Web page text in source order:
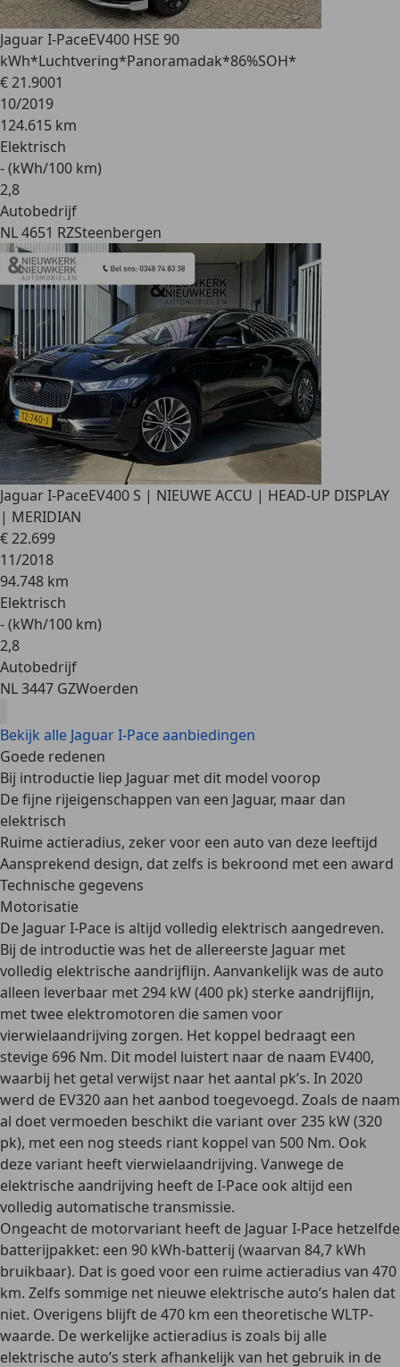
Jaguar I-PaceEV400 HSE 90
kWh*Luchtvering*Panoramadak*86%SOH*
€ 21.9001
10/2019
124.615 km
Elektrisch
- (kWh/100 km)
2,8
Autobedrijf
NL 4651 RZSteenbergen
Jaguar I-PaceEV400 S | NIEUWE ACCU | HEAD-UP DISPLAY
| MERIDIAN
€ 22.699
11/2018
94.748 km
Elektrisch
- (kWh/100 km)
2,8
Autobedrijf
NL 3447 GZWoerden
Bekijk alle Jaguar I-Pace aanbiedingen
Goede redenen
Bij introductie liep Jaguar met dit model voorop
De fijne rijeigenschappen van een Jaguar, maar dan
elektrisch
Ruime actieradius, zeker voor een auto van deze leeftijd
Aansprekend design, dat zelfs is bekroond met een award
Technische gegevens
Motorisatie
De Jaguar I-Pace is altijd volledig elektrisch aangedreven.
Bij de introductie was het de allereerste Jaguar met
volledig elektrische aandrijflijn. Aanvankelijk was de auto
alleen leverbaar met 294 kW (400 pk) sterke aandrijflijn,
mettwee elektromotoren die samen voor
vierwielaandrijving zorgen. Het koppel bedraagt een
stevige 696 Nm. Dit model luistert naar de naam EV400,
waarbij het getal verwijst naar het aantal pk’s. In 2020
werd de EV320 aan het aanbod toegevoegd. Zoals de naam
al doet vermoeden beschikt die variant over 235 kW (320
pk), met een nog steeds riant koppel van 500 Nm. Ook
deze variant heeft vierwielaandrijving. Vanwege de
elektrische aandrijving heeft de I-Pace ook altijd een
volledig automatische transmissie.
Ongeacht de motorvariant heeft de Jaguar I-Pace hetzelfde
batterijpakket: een 90 kWh-batterij (waarvan 84,7 kWh
bruikbaar). Dat is goed voor een ruimeactieradius van 470
km. Zelfs sommige net nieuwe elektrische auto’s halen dat
niet. Overigens blijft de 470 km een theoretische WLTP-
waarde. De werkelijke actieradius is zoals bij alle
elektrische auto’s sterk afhankelijk van het gebruik in de